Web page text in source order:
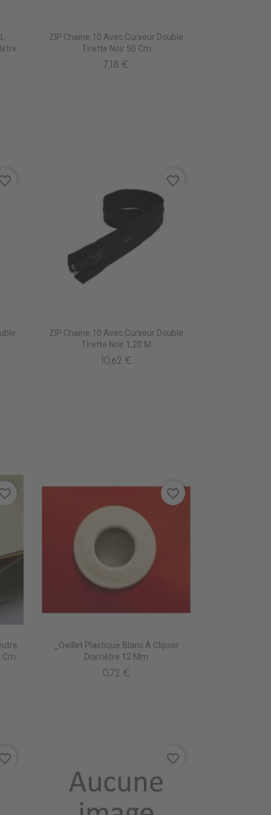
ZIP Chaine 10 Avec Curseur Double
Tirette Noir 50 Cm
7,18 €
ZIP Chaine 10 Avec Curseur Double
Tirette Noir 1,20 M
10,62 €
favorite_border
Cm
_Oeillet Plastique Blanc À Clipser
Diamètre 12 Mm
0,72 €
favorite_border
favorite_border